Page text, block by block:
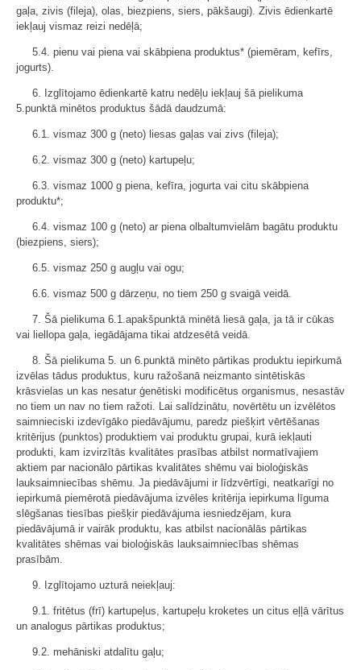
gaļa, zivis (fileja), olas, biezpiens, siers, pākšaugi). Zivis ēdienkartē
iekļauj vismaz reizi nedēļā;
5.4. pienu vai piena vai skābpiena produktus* (piemēram, kefīrs,
jogurts).
6. Izglītojamo ēdienkartē katru nedēļu iekļauj šā pielikuma
5.punktā minētos produktus šādā daudzumā:
6.1. vismaz 300 g (neto) liesas gaļas vai zivs (fileja);
6.2. vismaz 300 g (neto) kartupeļu;
6.3. vismaz 1000 g piena, kefīra, jogurta vai citu skābpiena
produktu*;
6.4. vismaz 100 g (neto) ar piena olbaltumvielām bagātu produktu
(biezpiens, siers);
6.5. vismaz 250 g augļu vai ogu;
6.6. vismaz 500 g dārzeņu, no tiem 250 g svaigā veidā.
7. Šā pielikuma 6.1.apakšpunktā minētā liesā gaļa, ja tā ir cūkas
vai liellopa gaļa, iegādājama tikai atdzesētā veidā.
8. Šā pielikuma 5. un 6.punktā minēto pārtikas produktu iepirkumā
izvēlas tādus produktus, kuru ražošanā neizmanto sintētiskās
krāsvielas un kas nesatur ģenētiski modificētus organismus, nesastāv
no tiem un nav no tiem ražoti. Lai salīdzinātu, novērtētu un izvēlētos
saimnieciski izdevīgāko piedāvājumu, paredz piešķirt vērtēšanas
kritērijus (punktos) produktiem vai produktu grupai, kurā iekļauti
produkti, kam izvirzītās kvalitātes prasības atbilst normatīvajiem
aktiem par nacionālo pārtikas kvalitātes shēmu vai bioloģiskās
lauksaimniecības shēmu. Ja piedāvājumi ir līdzvērtīgi, neatkarīgi no
iepirkumā piemērotā piedāvājuma izvēles kritērija iepirkuma līguma
slēgšanas tiesības piešķir piedāvājuma iesniedzējam, kura
piedāvājumā ir vairāk produktu, kas atbilst nacionālās pārtikas
kvalitātes shēmas vai bioloģiskās lauksaimniecības shēmas
prasībām.
9. Izglītojamo uzturā neiekļauj:
9.1. fritētus (frī) kartupeļus, kartupeļu kroketes un citus eļļā vārītus
un analogus pārtikas produktus;
9.2. mehāniski atdalītu gaļu;